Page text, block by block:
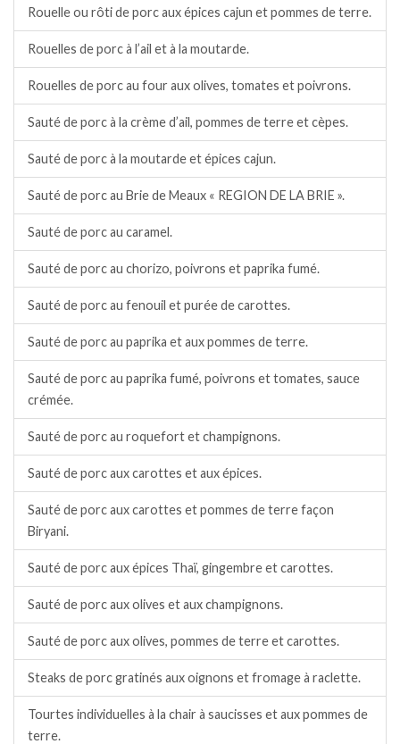
Rouelle ou rôti de porc aux épices cajun et pommes de terre.
Rouelles de porc à l’ail et à la moutarde.
Rouelles de porc au four aux olives, tomates et poivrons.
Sauté de porc à la crème d’ail, pommes de terre et cèpes.
Sauté de porc à la moutarde et épices cajun.
Sauté de porc au Brie de Meaux « REGION DE LA BRIE ».
Sauté de porc au caramel.
Sauté de porc au chorizo, poivrons et paprika fumé.
Sauté de porc au fenouil et purée de carottes.
Sauté de porc au paprika et aux pommes de terre.
Sauté de porc au paprika fumé, poivrons et tomates, sauce
crémée.
Sauté de porc au roquefort et champignons.
Sauté de porc aux carottes et aux épices.
Sauté de porc aux carottes et pommes de terre façon
Biryani.
Sauté de porc aux épices Thaï, gingembre et carottes.
Sauté de porc aux olives et aux champignons.
Sauté de porc aux olives, pommes de terre et carottes.
Steaks de porc gratinés aux oignons et fromage à raclette.
Tourtes individuelles à la chair à saucisses et aux pommes de
terre.